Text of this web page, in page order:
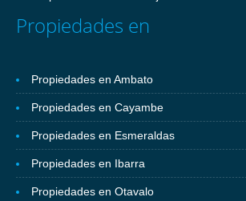
Propiedades en
Propiedades en Ambato
Propiedades en Cayambe
Propiedades en Esmeraldas
Propiedades en Ibarra
Propiedades en Otavalo